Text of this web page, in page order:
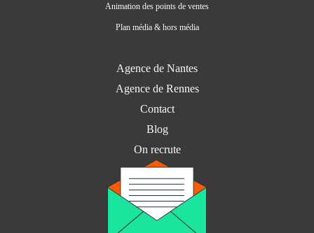
Animation des points de ventes
Plan média & hors média
Agence de Nantes
Agence de Rennes
Contact
Blog
On recrute